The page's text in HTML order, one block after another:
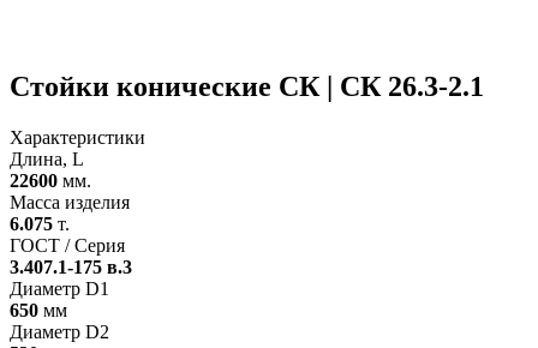
Стойки конические СК | СК 26.3-2.1
Характеристики
Длина, L
22600 мм.
Масса изделия
6.075 т.
ГОСТ / Серия
3.407.1-175 в.3
Диаметр D1
650 мм
Диаметр D2